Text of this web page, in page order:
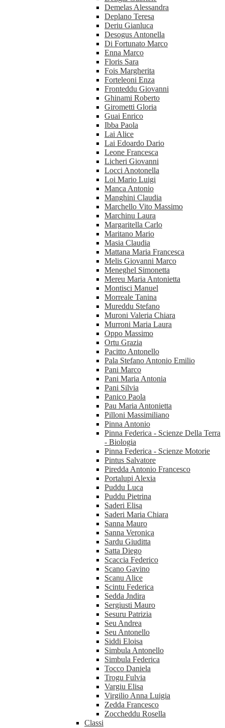
Demelas Alessandra
Deplano Teresa
Deriu Gianluca
Desogus Antonella
Di Fortunato Marco
Enna Marco
Floris Sara
Fois Margherita
Forteleoni Enza
Fronteddu Giovanni
Ghinami Roberto
Girometti Gloria
Guai Enrico
Ibba Paola
Lai Alice
Lai Edoardo Dario
Leone Francesca
Licheri Giovanni
Locci Anotonella
Loi Mario Luigi
Manca Antonio
Manghini Claudia
Marchello Vito Massimo
Marchinu Laura
Margaritella Carlo
Maritano Mario
Masia Claudia
Mattana Maria Francesca
Melis Giovanni Marco
Meneghel Simonetta
Mereu Maria Antonietta
Montisci Manuel
Morreale Tanina
Mureddu Stefano
Muroni Valeria Chiara
Murroni Maria Laura
Oppo Massimo
Ortu Grazia
Pacitto Antonello
Pala Stefano Antonio Emilio
Pani Marco
Pani Maria Antonia
Pani Silvia
Panico Paola
Pau Maria Antonietta
Pilloni Massimiliano
Pinna Antonio
Pinna Federica - Scienze Della Terra
- Biologia
Pinna Federica - Scienze Motorie
Pintus Salvatore
Piredda Antonio Francesco
Portalupi Alexia
Puddu Luca
Puddu Pietrina
Saderi Elisa
Saderi Maria Chiara
Sanna Mauro
Sanna Veronica
Sardu Giuditta
Satta Diego
Scaccia Federico
Scano Gavino
Scanu Alice
Scintu Federica
Sedda Jndira
Sergiusti Mauro
Sesuru Patrizia
Seu Andrea
Seu Antonello
Siddi Eloisa
Simbula Antonello
Simbula Federica
Tocco Daniela
Trogu Fulvia
Vargiu Elisa
Virgilio Anna Luigia
Zedda Francesco
Zoccheddu Rosella
Classi